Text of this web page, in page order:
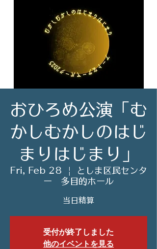
おひろめ公演「む
かしむかしのはじ
まりはじまり」
Fri, Feb 28
  |
としま区民センタ
ー 多目的ホール
当日精算
受付が終了しました
他のイベントを見る